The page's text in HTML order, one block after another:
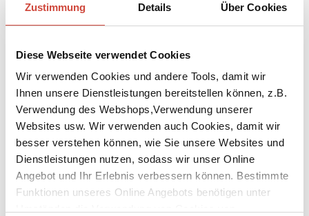
Zustimmung Details Über Cookies
Diese Webseite verwendet Cookies
Wir verwenden Cookies und andere Tools, damit wir
Ihnen unsere Dienstleistungen bereitstellen können, z.B.
Verwendung des Webshops,Verwendung unserer
Websites usw. Wir verwenden auch Cookies, damit wir
besser verstehen können, wie Sie unsere Websites und
Dienstleistungen nutzen, sodass wir unser Online
Angebot und Ihr Erlebnis verbessern können. Bestimmte
Funktionen unseres Online Angebots benötigen unter
Related Featured
vor 3 Jahren
Andrea De Carlo ›Das Traumtheater:
Wenn Medien und Politik Theater
machen.
»An den Romanen Andrea De Carlos fasziniert immer wieder
seine Beobachtungsgabe, seine Geduld, genau hinzusehen,
und seine klare Sprache.« Ditta Rudle / Buchkultur, Wien
Andrea De Carlo, der in Mailand und Ligurien lebt, war Fotograf,
Maler und Rockmusiker, bevor ihm 1981 mit seinem ersten